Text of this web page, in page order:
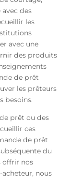
des
les
avec une
des produits
de prêt
les prêteurs
besoins.
prêt ou des
ces
de prêt
du
offrir nos
nous